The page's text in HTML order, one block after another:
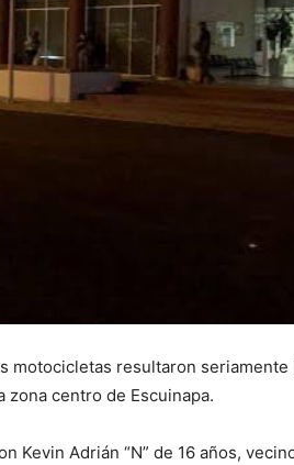
motocicletas resultaron seriamente
centro de Escuinapa.
Kevin Adrián “N” de 16 años,